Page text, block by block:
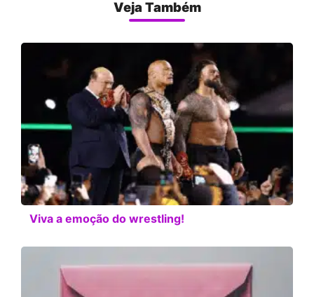
Veja Também
Viva a emoção do wrestling!